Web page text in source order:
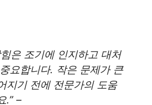
은 조기에 인지하고 대처
요합니다. 작은 문제가 큰
지기 전에 전문가의 도움
.” –